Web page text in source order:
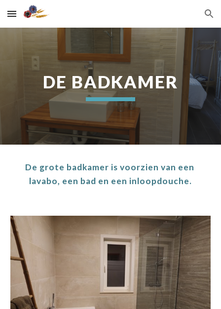
Skip to main content Skip to navigation
DE BADKAMER
De grote badkamer is voorzien van een
lavabo, een bad en een inloopdouche.